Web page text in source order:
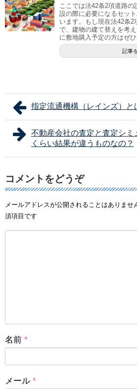
ここでは法42条2項道路
設の際に必要になるセッ
います。もし現在法42条
で、建物の建て替えを考
に敷地購入予定の方はぜ
記事
指定流通機構（レインズ）と
不動産会社の査定と査定シミ
くらい結果が違うものなの？
コメントをどうぞ
メールアドレスが公開されることはありませ
須項目です
名前 *
メール *